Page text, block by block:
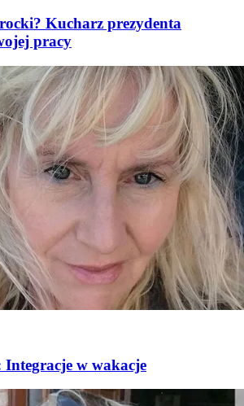
Kucharz prezydenta
pracy
w wakacje